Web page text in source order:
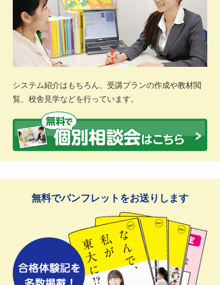
システム紹介はもちろん、受講プランの作成や教材閲
覧、校舎見学などを行っています。
無料でパンフレットをお送りします